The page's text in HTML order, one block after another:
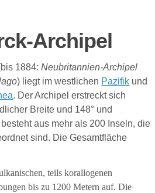
Archipel
1884:Neubritannien-Archipel
) liegt im westlichen Pazifik und
. Der Archipel erstreckt sich
Breite und 148° und
besteht aus mehr als 200 Inseln, die
sind. Die Gesamtfläche
teils korallogenen
bis zu 1200 Metern auf. Die